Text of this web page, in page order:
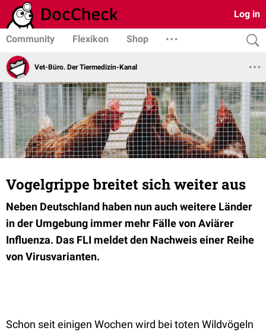
Log in
Community Flexikon Shop
Vet-Büro. Der Tiermedizin-Kanal
Vogelgrippe breitet sich weiter aus
Neben Deutschland haben nun auch weitere Länder
in der Umgebung immer mehr Fälle von Aviärer
Influenza. Das FLI meldet den Nachweis einer Reihe
von Virusvarianten.
Schon seit einigen Wochen wird bei toten Wildvögeln